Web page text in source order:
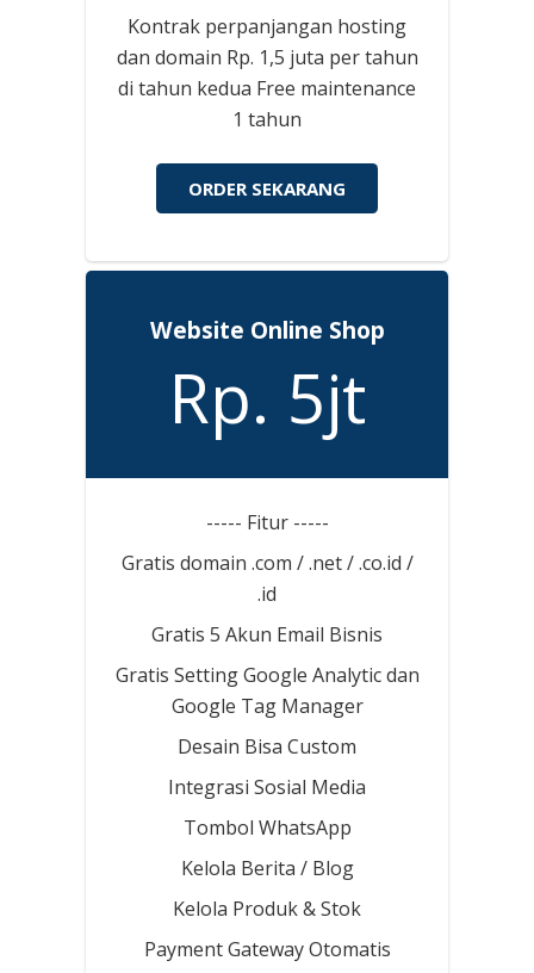
Kontrak perpanjangan hosting
dan domain Rp. 1,5 juta per tahun
di tahun kedua Free maintenance
1 tahun
ORDER SEKARANG
Website Online Shop
Rp. 5jt
----- Fitur -----
Gratis domain .com / .net / .co.id /
.id
Gratis 5 Akun Email Bisnis
Gratis Setting Google Analytic dan
Google Tag Manager
Desain Bisa Custom
Integrasi Sosial Media
Tombol WhatsApp
Kelola Berita / Blog
Kelola Produk & Stok
Payment Gateway Otomatis